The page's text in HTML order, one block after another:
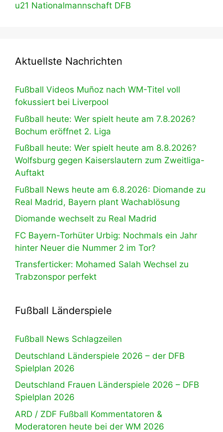
u21 Nationalmannschaft DFB
Aktuellste Nachrichten
Fußball Videos Muñoz nach WM-Titel voll
fokussiert bei Liverpool
Fußball heute: Wer spielt heute am 7.8.2026?
Bochum eröffnet 2. Liga
Fußball heute: Wer spielt heute am 8.8.2026?
Wolfsburg gegen Kaiserslautern zum Zweitliga-
Auftakt
Fußball News heute am 6.8.2026: Diomande zu
Real Madrid, Bayern plant Wachablösung
Diomande wechselt zu Real Madrid
FC Bayern-Torhüter Urbig: Nochmals ein Jahr
hinter Neuer die Nummer 2 im Tor?
Transferticker: Mohamed Salah Wechsel zu
Trabzonspor perfekt
Fußball Länderspiele
Fußball News Schlagzeilen
Deutschland Länderspiele 2026 – der DFB
Spielplan 2026
Deutschland Frauen Länderspiele 2026 – DFB
Spielplan 2026
ARD / ZDF Fußball Kommentatoren &
Moderatoren heute bei der WM 2026